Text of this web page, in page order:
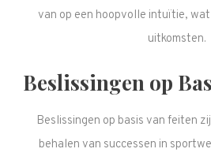
van op een hoopvolle intuïtie,
uitkomsten.
Beslissingen op
Beslissingen op basis van feiten
behalen van successen in